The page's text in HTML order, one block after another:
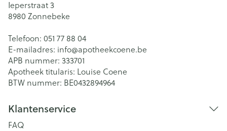
Ieperstraat 3
8980 Zonnebeke
Telefoon: 051 77 88 04
E-mailadres: info@apotheekcoene.be
APB nummer: 333701
Apotheek titularis: Louise Coene
BTW nummer: BE0432894964
Klantenservice
FAQ